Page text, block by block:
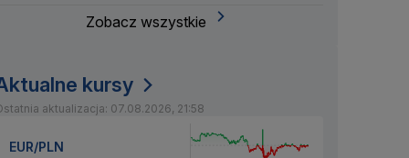
Zobacz wszystkie
kursy
aktualizacja: 07.08.2026, 21:58
EUR/PLN